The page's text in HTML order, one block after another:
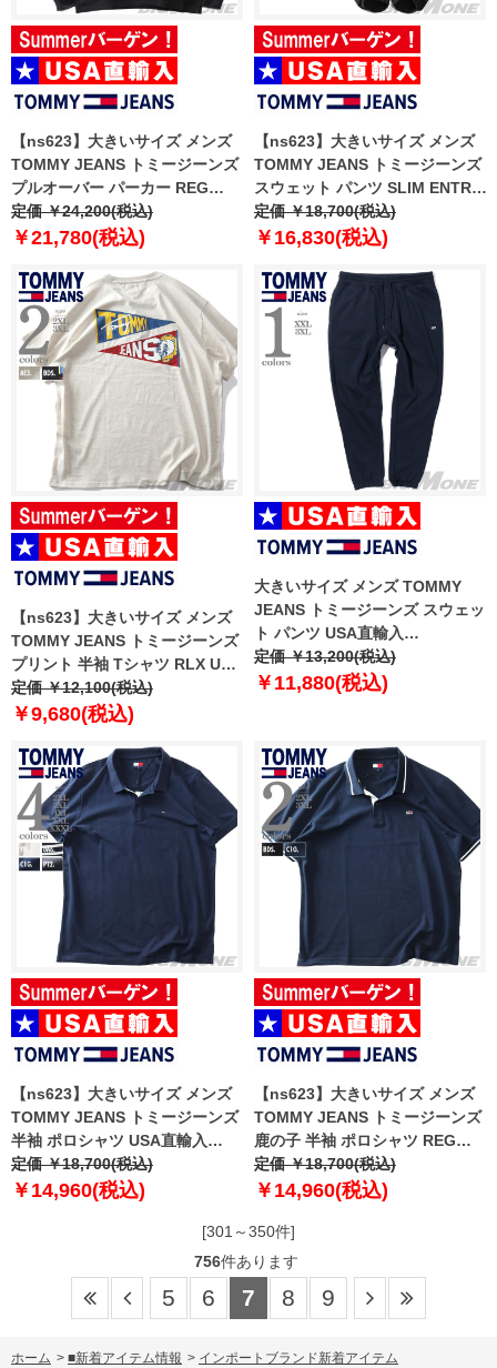
【ns623】大きいサイズ メンズ
TOMMY JEANS トミージーンズ
プルオーバー パーカー REG
ENTRY GRAPHIC HOODIE EXT
USA直輸入 dm0dm20257
定価 ￥24,200(税込)
￥21,780(税込)
【ns623】大きいサイズ メンズ
TOMMY JEANS トミージーンズ
スウェット パンツ SLIM ENTRY
SWEATPANT USA直輸入
dm0dm20277
定価 ￥18,700(税込)
￥16,830(税込)
【ns623】大きいサイズ メンズ
TOMMY JEANS トミージーンズ
プリント 半袖 Tシャツ RLX UNI
FLAG TIGER TEE USA直輸入
dm0dm20350
定価 ￥12,100(税込)
￥9,680(税込)
大きいサイズ メンズ TOMMY
JEANS トミージーンズ スウェッ
ト パンツ USA直輸入
dm0dm20473
定価 ￥13,200(税込)
￥11,880(税込)
【ns623】大きいサイズ メンズ
TOMMY JEANS トミージーンズ
半袖 ポロシャツ USA直輸入
dm0dm20676
定価 ￥18,700(税込)
￥14,960(税込)
【ns623】大きいサイズ メンズ
TOMMY JEANS トミージーンズ
鹿の子 半袖 ポロシャツ REG
TIPPED POLO SS USA直輸入
dm0dm20745
定価 ￥18,700(税込)
￥14,960(税込)
[301～350件]
756件あります
5 6 7 8 9
ホーム > ■新着アイテム情報 > インポートブランド新着アイテム